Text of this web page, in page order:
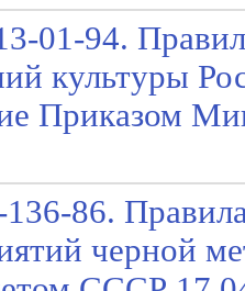
01-94.
культуры
Приказом
86.
черной